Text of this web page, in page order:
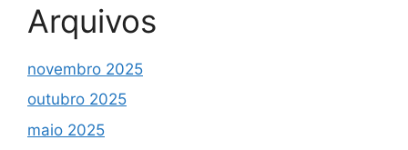
Arquivos
novembro 2025
outubro 2025
maio 2025